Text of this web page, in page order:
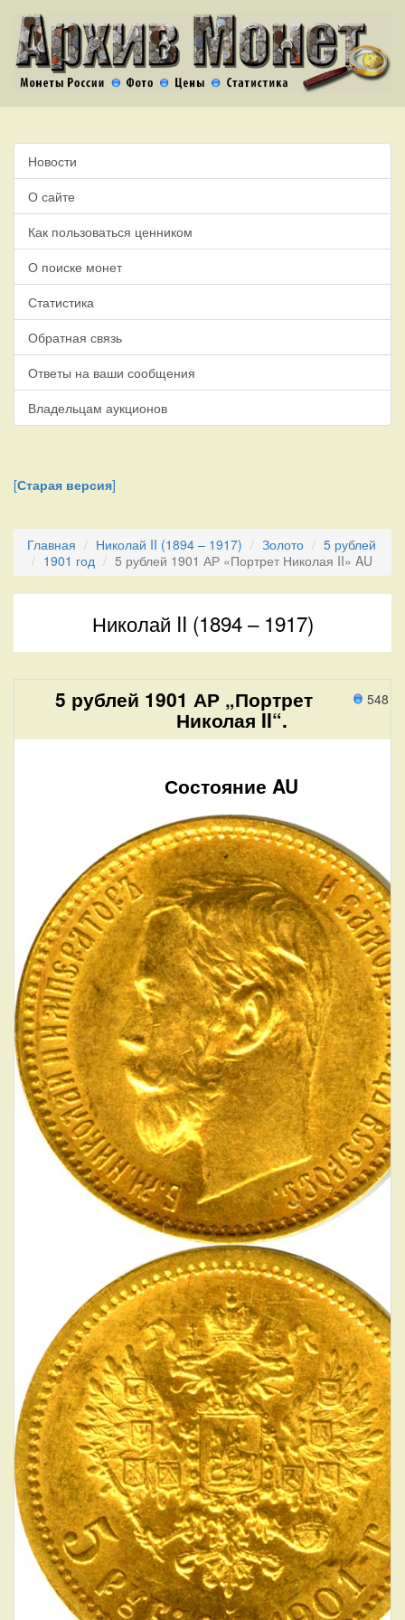
Новости
О сайте
Как пользоваться ценником
О поиске монет
Статистика
Обратная связь
Ответы на ваши сообщения
Владельцам аукционов
[Старая версия]
Главная Николай II (1894 – 1917) Золото
5 рублей
1901 год
5 рублей 1901 АР «Портрет Николая II» AU
Николай II (1894 – 1917)
548
5 рублей 1901 АР „Портрет
Николая II“.
Состояние AU